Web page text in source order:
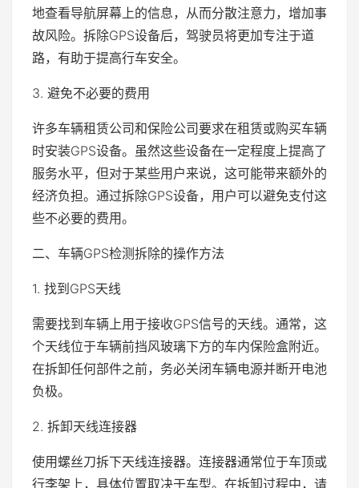
地查看导航屏幕上的信息，从而分散注意力，增加事
故风险。拆除GPS设备后，驾驶员将更加专注于道
路，有助于提高行车安全。
3. 避免不必要的费用
许多车辆租赁公司和保险公司要求在租赁或购买车辆
时安装GPS设备。虽然这些设备在一定程度上提高了
服务水平，但对于某些用户来说，这可能带来额外的
经济负担。通过拆除GPS设备，用户可以避免支付这
些不必要的费用。
二、车辆GPS检测拆除的操作方法
1. 找到GPS天线
需要找到车辆上用于接收GPS信号的天线。通常，这
个天线位于车辆前挡风玻璃下方的车内保险盒附近。
在拆卸任何部件之前，务必关闭车辆电源并断开电池
负极。
2. 拆卸天线连接器
使用螺丝刀拆下天线连接器。连接器通常位于车顶或
行李架上，具体位置取决于车型。在拆卸过程中，请